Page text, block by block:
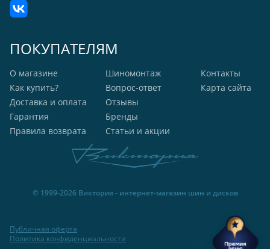
ПОКУПАТЕЛЯМ
О магазине
Как купить?
Доставка и оплата
Гарантия
Правила возврата
Шиномонтаж
Вопрос-ответ
Отзывы
Бренды
Статьи и акции
Контакты
Карта сайта
© 1999-2026 Виктория - интернет-магазин шин и дисков
Публичная оферта
Политика конфиденциальности